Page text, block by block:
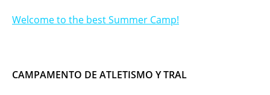
Welcome to the best Summer Camp!
CAMPAMENTO DE ATLETISMO Y TRAL